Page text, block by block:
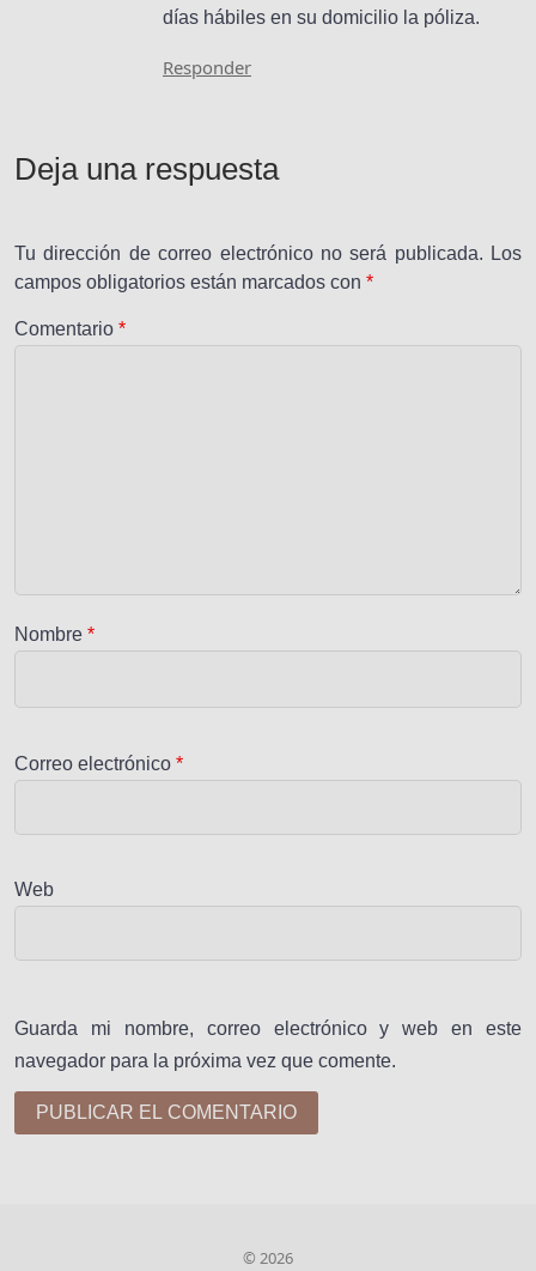
días hábiles en su domicilio la póliza.
Responder
Deja una respuesta
Tu dirección de correo electrónico no será publicada. Los
campos obligatorios están marcados con *
Comentario *
Nombre *
Correo electrónico *
Web
Guarda mi nombre, correo electrónico y web en este
navegador para la próxima vez que comente.
© 2026